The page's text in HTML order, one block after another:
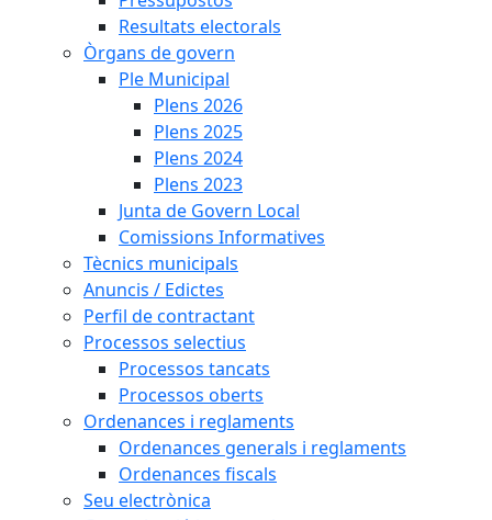
Resultats electorals
Òrgans de govern
Ple Municipal
Plens 2026
Plens 2025
Plens 2024
Plens 2023
Junta de Govern Local
Comissions Informatives
Tècnics municipals
Anuncis / Edictes
Perfil de contractant
Processos selectius
Processos tancats
Processos oberts
Ordenances i reglaments
Ordenances generals i reglaments
Ordenances fiscals
Seu electrònica